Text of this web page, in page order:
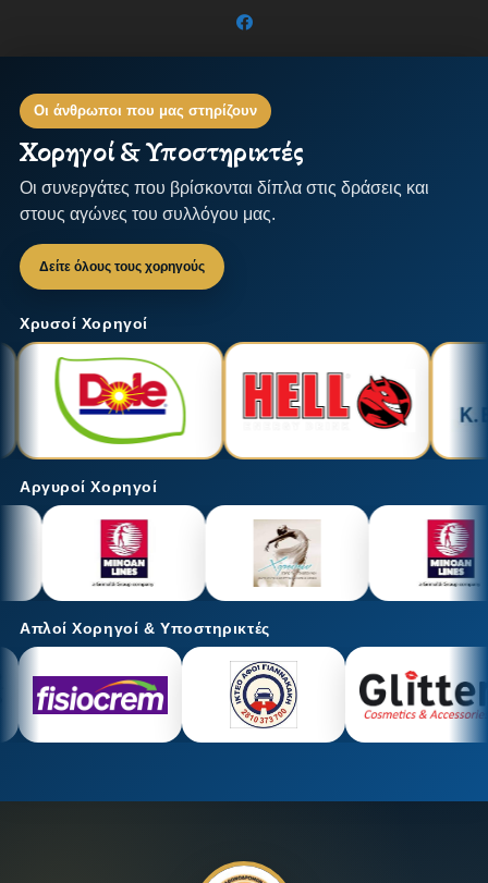
Οι άνθρωποι που μας στηρίζουν
Χορηγοί & Υποστηρικτές
Οι συνεργάτες που βρίσκονται δίπλα στις δράσεις και
στους αγώνες του συλλόγου μας.
Δείτε όλους τους χορηγούς
Χρυσοί Χορηγοί
Αργυροί Χορηγοί
Απλοί Χορηγοί & Υποστηρικτές